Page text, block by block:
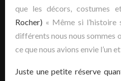
que les décors, costumes
Rocher) « Même si
différents nous nous
ce que nous avions envie l’un et
Juste une petite réserve